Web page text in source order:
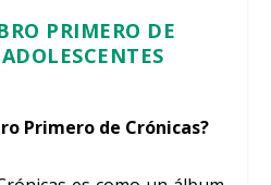
PRIMERO DE
Primero de Crónicas?